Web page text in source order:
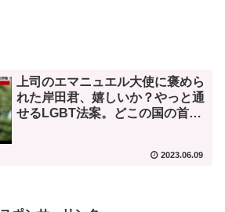
上司のエマニュエル大使に褒めら
れた岸田君、嬉しいか？やっと通
せるLGBT法案。どこの国の首
2023.06.09